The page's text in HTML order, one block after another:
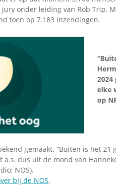
onder leiding van Rob Trip.
toen op 7.183 inzendingen.
2024
elke
op
gemaakt. “Buiten is het
a.s. dus uit de mond van
NOS).
bij de NOS.